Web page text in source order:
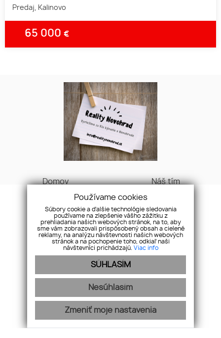
Predaj, Kalinovo
65 000 €
Domov
Naša ponuka
Naše služby
Ponúknite nám
Referencie
Náš tím
GDPR
Obchodné podmienky
Cookies
Kontakt
OFFICE:
Ulica kláštorná 327/4
Lučenec 984 01
+421 944 500 001
webex.digital- REALVIA.sk
Používame cookies
Súbory cookie a ďalšie technológie sledovania
používame na zlepšenie vášho zážitku z
prehliadania našich webových stránok, na to, aby
sme vám zobrazovali prispôsobený obsah a cielené
reklamy, na analýzu návštevnosti našich webových
stránok a na pochopenie toho, odkiaľ naši
návštevníci prichádzajú. Viac info
SÚHLASÍM
Nesúhlasím
Zmeniť moje nastavenia